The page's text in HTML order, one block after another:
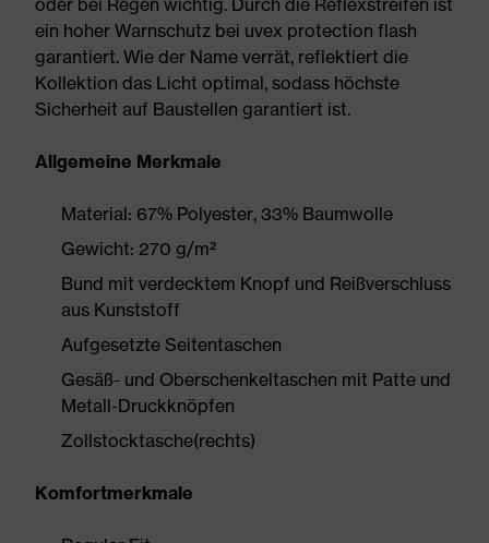
oder bei Regen wichtig. Durch die Reflexstreifen ist
ein hoher Warnschutz bei uvex protection flash
garantiert. Wie der Name verrät, reflektiert die
Kollektion das Licht optimal, sodass höchste
Sicherheit auf Baustellen garantiert ist.
Allgemeine Merkmale
Material: 67% Polyester, 33% Baumwolle
Gewicht: 270 g/m²
Bund mit verdecktem Knopf und Reißverschluss
aus Kunststoff
Aufgesetzte Seitentaschen
Gesäß- und Oberschenkeltaschen mit Patte und
Metall-Druckknöpfen
Zollstocktasche(rechts)
Komfortmerkmale